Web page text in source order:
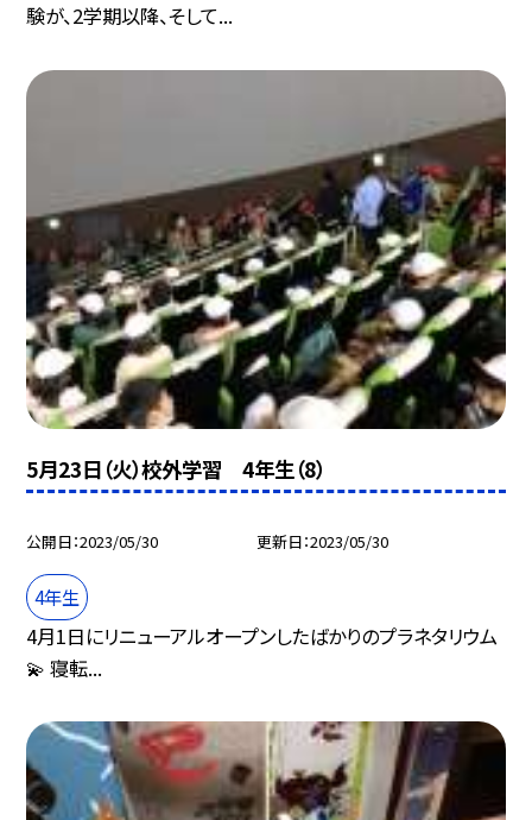
験が、2学期以降、そして...
5月23日（火）校外学習 4年生（8）
公開日 2023/05/30 更新日 2023/05/30
4年生
4月1日にリニューアルオープンしたばかりのプラネタリウム
💫 寝転...